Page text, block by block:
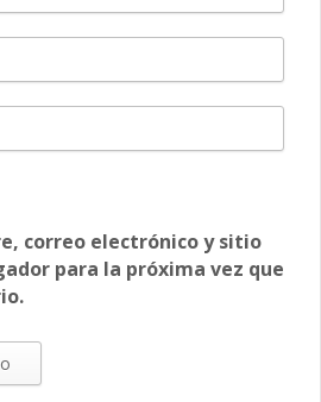
correo electrónico y sitio
para la próxima vez que